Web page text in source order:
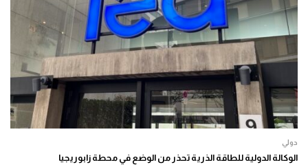
دولي
الوكالة الدولية للطاقة الذرية تحذر من الوضع في محطة زابوريجيا